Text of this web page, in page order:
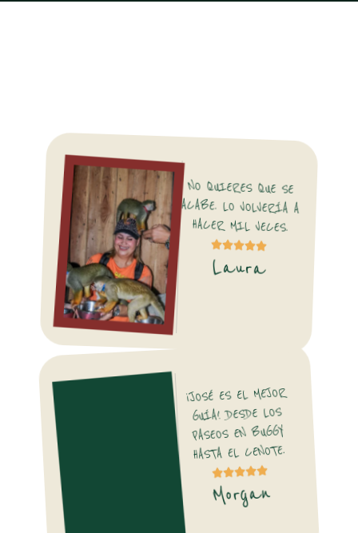
NO QUIERES QUE SE
ACABE. LO VOLVERÍA A
HACER MIL VECES.
Laura
¡JOSÉ ES EL MEJOR
GUÍA! DESDE LOS
PASEOS EN BUGGY
HASTA EL CENOTE.
Morgan